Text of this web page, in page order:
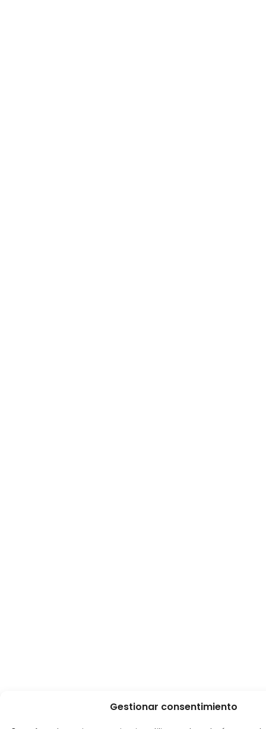
Gestionar consentimiento